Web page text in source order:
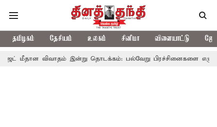
தமிழகம் தேசியம் உலகம் சினிமா விளையாட்டு
இன்று தொடக்கம்: பல்வேறு பிரச்சினைகளை எழுப்ப